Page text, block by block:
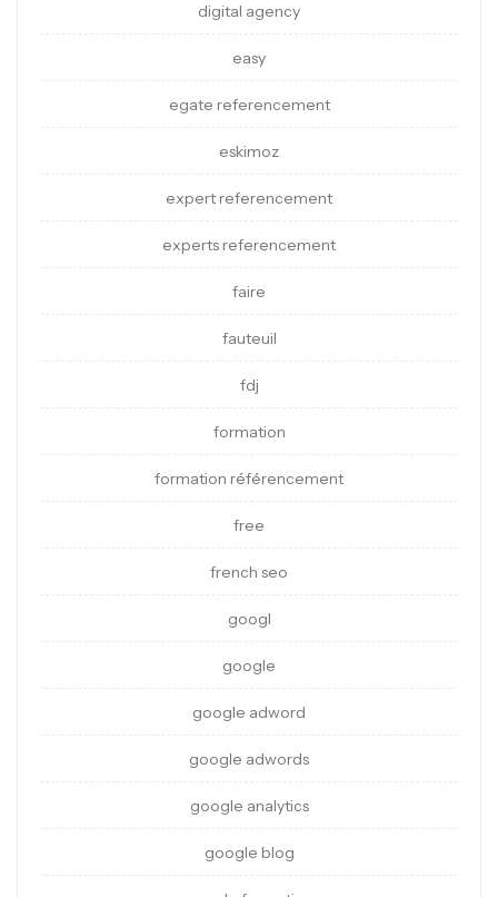
digital agency
easy
egate referencement
eskimoz
expert referencement
experts referencement
faire
fauteuil
fdj
formation
formation référencement
free
french seo
googl
google
google adword
google adwords
google analytics
google blog